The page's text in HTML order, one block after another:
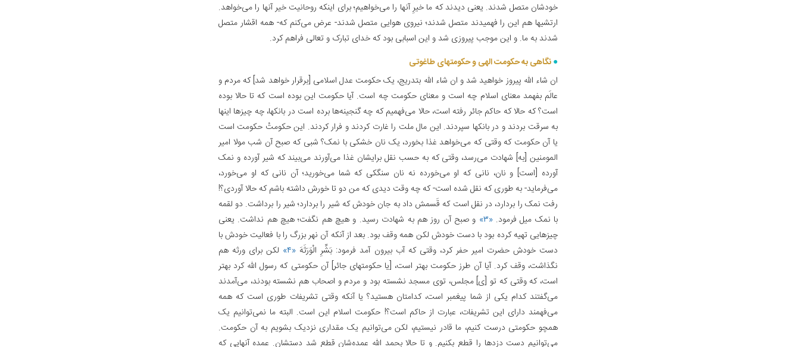
خودشان متصل شدند. یعنی دیدند که ما خیرِ آنها را می‌خواهیم؛ برای اینکه روحانیت خیر آنها را می‌خواهد.
ارتشیها هم این را فهمیدند متصل شدند؛ نیروی هوایی متصل شدند- عرض می‌کنم که- همه اقشار متصل
شدند به ما. و این موجب پیروزی شد و این اسبابی بود که خدای تبارک و تعالی فراهم کرد.
نگاهی به حکومت الهی و حکومتهای طاغوتی‌
ان شاء الله پیروز خواهید شد و ان شاء الله بتدریج، یک حکومت عدل اسلامی [برقرار خواهد شد] که مردم و
عالَم بفهمد معنای اسلام چه است و معنای حکومت چه است. آیا حکومت این بوده است که تا حالا بوده
است؟ که حالا که حاکم جائر رفته است، حالا می‌فهمیم که چه گنجینه‌ها برده است در بانکها، چه چیزها اینها
به سرقت بردند و در بانکها سپردند. این مال ملت را غارت کردند و فرار کردند. این حکومتْ حکومت است
یا آن حکومت که وقتی که می‌خواهد غذا بخورد، یک نان خشکی با نمک؟ شبی که صبح آن شب مولا امیر
المومنین [به‌] شهادت می‌رسد، وقتی که به حسب نقل برایشان غذا می‌آورند می‌بیند که شیر آورده و نمک
آورده [است‌] و نان، نانی که او می‌خورده نه نان سنگکی که شما می‌خورید؛ آن نانی که او می‌خورد،
می‌فرماید- به طوری که نقل شده است- که چه وقت دیدی که من دو تا خورش داشته باشم که حالا آوردی؟!
رفت نمک را بردارد، در نقل است که قَسمش داد به جان خودش که شیر را بردارد؛ شیر را برداشت. دو لقمه
با نمک میل فرمود.«۳»
و صبح آن روز هم به شهادت رسید. و هیچ هم نگفت؛ هیچ هم نداشت. یعنی
چیزهایی تهیه کرده بود با دست خودش لکن همه وقف بود. بعد از آنکه آن نهر بزرگ را با فعالیت خودش با
دست خودش حضرت امیر حفر کرد، وقتی که آب بیرون آمد فرمود: بَشِّرِ الْوَرَثَهَ «۴»
لکن برای ورثه هم
نگذاشت، وقف کرد. آیا آن طرز حکومت بهتر است، [یا حکومتهای جائر] آن حکومتی که رسول الله کرد بهتر
است، که وقتی که تو [ی‌] مجلس، توی مسجد نشسته بود و مردم و اصحاب هم نشسته بودند، می‌آمدند
می‌گفتند کدام یکی از شما پیغمبر است، کدامتان هستید؟ یا آنکه وقتی تشریفات طوری است که همه
می‌فهمند دارای این تشریفات، عبارت از حاکم است؟! حکومت اسلام این است. البته ما نمی‌توانیم یک
همچو حکومتی درست کنیم، ما قادر نیستیم، لکن می‌توانیم یک مقداری نزدیک بشویم به آن حکومت.
می‌توانیم‌ دست دزدها را قطع بکنیم. و تا حالا بحمد الله عمده‌شان قطع شد دستشان. عمده آنهایی که